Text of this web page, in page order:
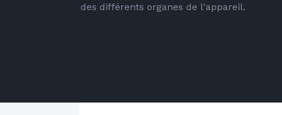
des différents organes de l'appareil.